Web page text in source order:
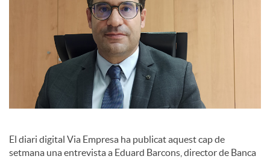
El diari digital Via Empresa ha publicat aquest cap de
setmana una entrevista a Eduard Barcons, director de Banca